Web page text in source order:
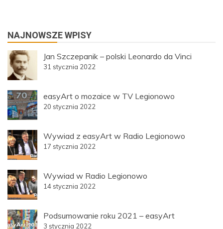
NAJNOWSZE WPISY
Jan Szczepanik – polski Leonardo da Vinci
31 stycznia 2022
easyArt o mozaice w TV Legionowo
20 stycznia 2022
Wywiad z easyArt w Radio Legionowo
17 stycznia 2022
Wywiad w Radio Legionowo
14 stycznia 2022
Podsumowanie roku 2021 – easyArt
3 stycznia 2022